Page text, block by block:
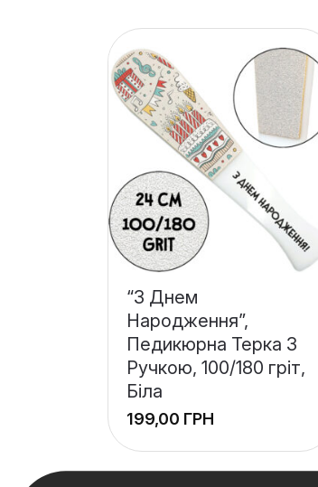
“З Днем
Народження”,
Педикюрна Терка З
Ручкою, 100/180 гріт,
Біла
ГРН